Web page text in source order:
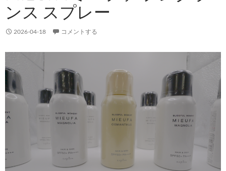
ンス スプレー
2026-04-18 コメントする